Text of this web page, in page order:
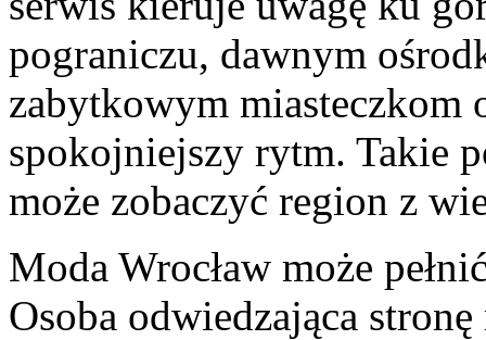
pograniczu, dawnym
zabytkowym miasteczkom
spokojniejszy rytm. Takie
może zobaczyć region z
Moda Wrocław może
Osoba odwiedzająca